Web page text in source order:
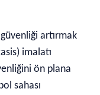
artırmak
imalatı
ön plana
sahası